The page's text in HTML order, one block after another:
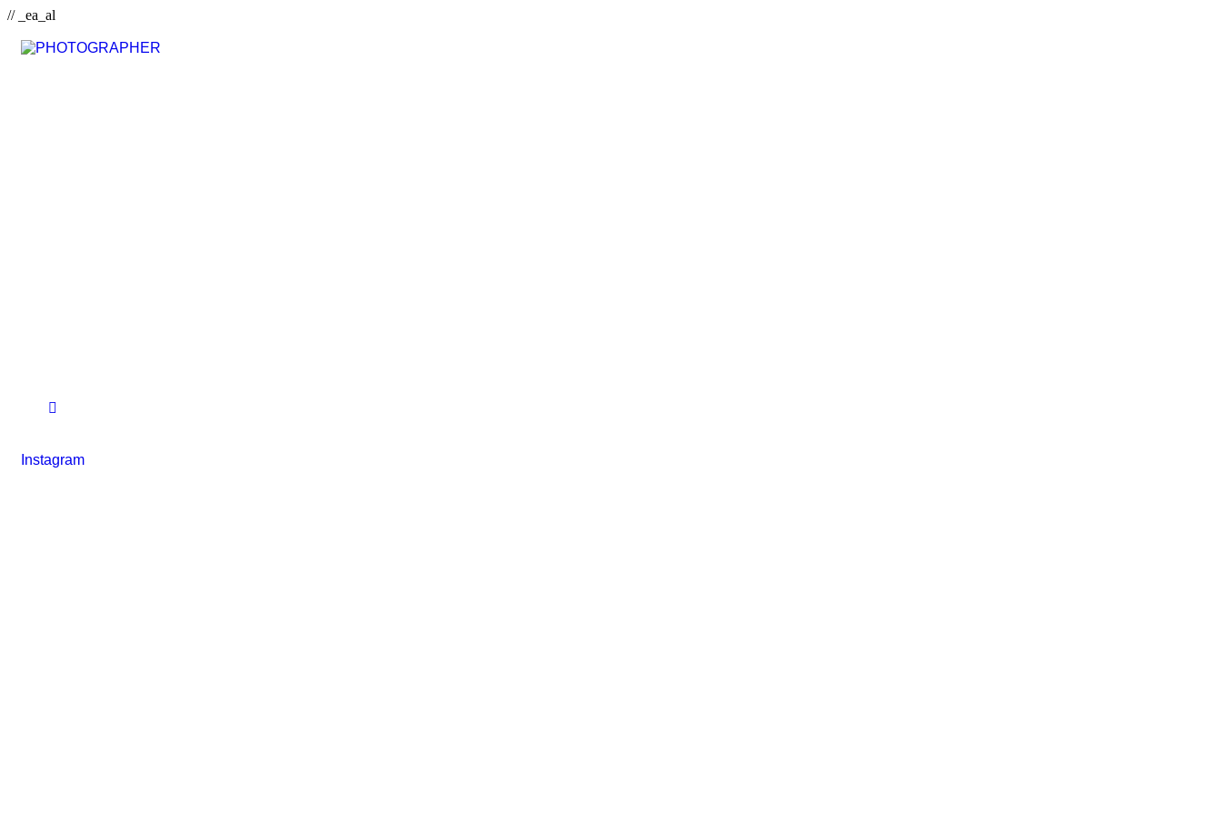
// _ea_al
Instagram